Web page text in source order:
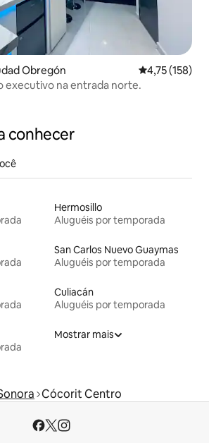
Obregón 4,75 de uma
4,75 (158)
executivo na entrada norte.
conhecer
Hermosillo
Aluguéis por temporada
San Carlos Nuevo Guaymas
Aluguéis por temporada
Culiacán
Aluguéis por temporada
Mostrar mais
Cócorit Centro